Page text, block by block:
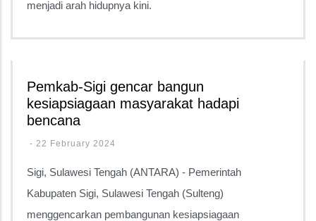
menjadi arah hidupnya kini.
Pemkab-Sigi gencar bangun
kesiapsiagaan masyarakat hadapi
bencana
- 22 February 2024
Sigi, Sulawesi Tengah (ANTARA) - Pemerintah
Kabupaten Sigi, Sulawesi Tengah (Sulteng)
menggencarkan pembangunan kesiapsiagaan